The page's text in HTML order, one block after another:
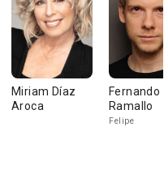
Miriam Díaz
Aroca
Fernando
Ramallo
Felipe